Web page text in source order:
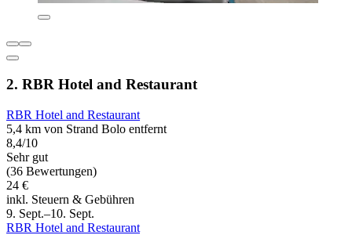
2. RBR Hotel and Restaurant
RBR Hotel and Restaurant
5,4 km von Strand Bolo entfernt
8,4/10
Sehr gut
(36 Bewertungen)
24 €
inkl. Steuern & Gebühren
9. Sept.–10. Sept.
RBR Hotel and Restaurant